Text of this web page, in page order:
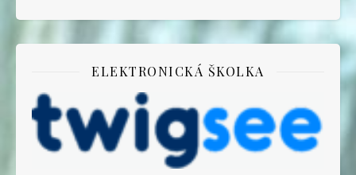
ELEKTRONICKÁ ŠKOLKA